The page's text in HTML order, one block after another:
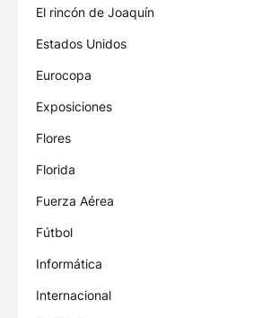
El rincón de Joaquín
Estados Unidos
Eurocopa
Exposiciones
Flores
Florida
Fuerza Aérea
Fútbol
Informática
Internacional